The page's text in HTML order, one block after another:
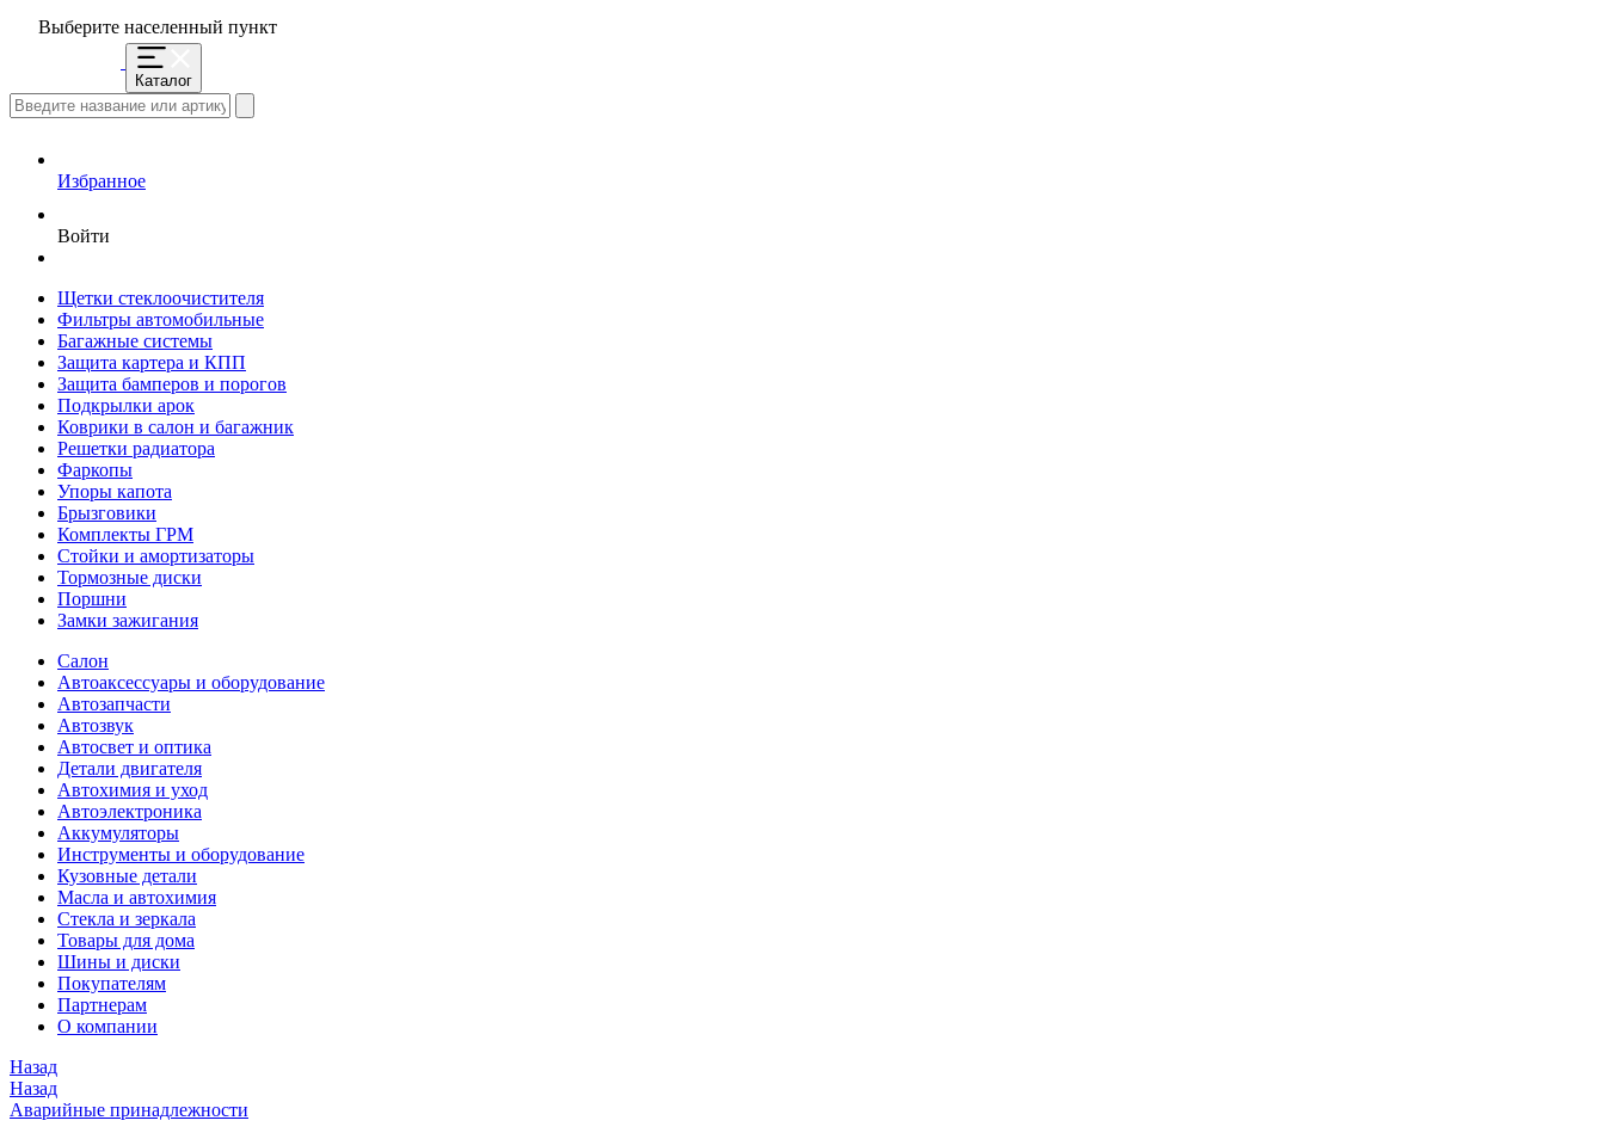
Выберите населенный пункт
Каталог
Избранное
Войти
Щетки стеклоочистителя
Фильтры автомобильные
Багажные системы
Защита картера и КПП
Защита бамперов и порогов
Подкрылки арок
Коврики в салон и багажник
Решетки радиатора
Фаркопы
Упоры капота
Брызговики
Комплекты ГРМ
Стойки и амортизаторы
Тормозные диски
Поршни
Замки зажигания
Салон
Автоаксессуары и оборудование
Автозапчасти
Автозвук
Автосвет и оптика
Детали двигателя
Автохимия и уход
Автоэлектроника
Аккумуляторы
Инструменты и оборудование
Кузовные детали
Масла и автохимия
Стекла и зеркала
Товары для дома
Шины и диски
Покупателям
Партнерам
О компании
Назад
Назад
Аварийные принадлежности